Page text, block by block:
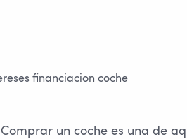
Comprar un coche es una de